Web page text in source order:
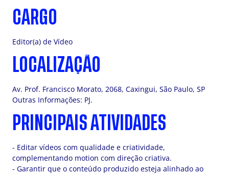
CARGO
Editor(a) de Vídeo
LOCALIZAÇÃO
Av. Prof. Francisco Morato, 2068, Caxingui, São Paulo, SP
Outras Informações: PJ.
PRINCIPAIS ATIVIDADES
- Editar vídeos com qualidade e criatividade,
complementando motion com direção criativa.
- Garantir que o conteúdo produzido esteja alinhado ao